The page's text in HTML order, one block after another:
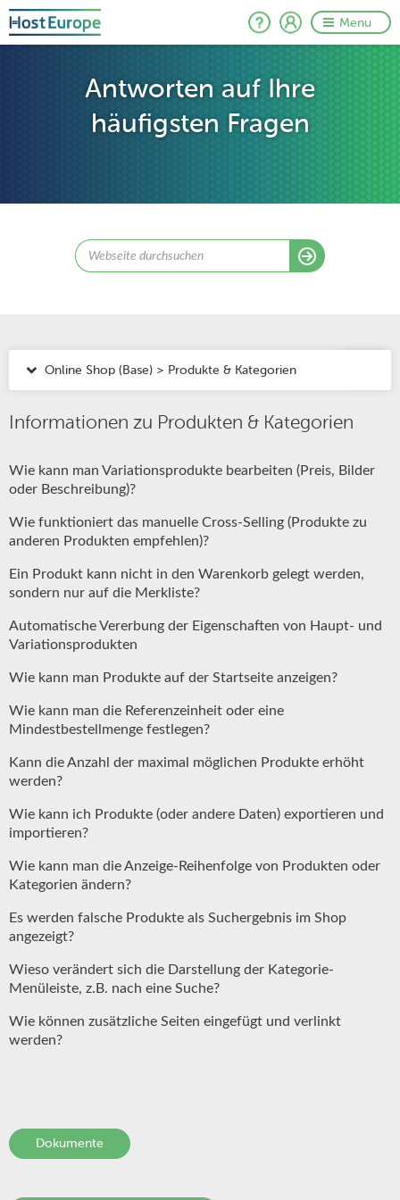
Menu
Antworten auf Ihre
häufigsten Fragen
Online Shop (Base) > Produkte & Kategorien
Informationen zu Produkten & Kategorien
Wie kann man Variationsprodukte bearbeiten (Preis, Bilder
oder Beschreibung)?
Wie funktioniert das manuelle Cross-Selling (Produkte zu
anderen Produkten empfehlen)?
Ein Produkt kann nicht in den Warenkorb gelegt werden,
sondern nur auf die Merkliste?
Automatische Vererbung der Eigenschaften von Haupt- und
Variationsprodukten
Wie kann man Produkte auf der Startseite anzeigen?
Wie kann man die Referenzeinheit oder eine
Mindestbestellmenge festlegen?
Kann die Anzahl der maximal möglichen Produkte erhöht
werden?
Wie kann ich Produkte (oder andere Daten) exportieren und
importieren?
Wie kann man die Anzeige-Reihenfolge von Produkten oder
Kategorien ändern?
Es werden falsche Produkte als Suchergebnis im Shop
angezeigt?
Wieso verändert sich die Darstellung der Kategorie-
Menüleiste, z.B. nach eine Suche?
Wie können zusätzliche Seiten eingefügt und verlinkt
werden?
Dokumente